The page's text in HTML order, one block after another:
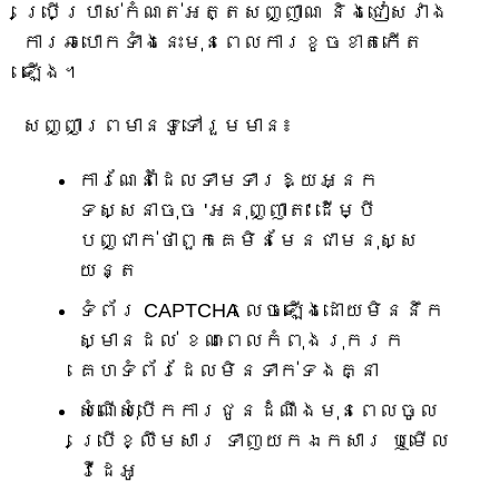
ប្រើប្រាស់កំណត់អត្តសញ្ញាណ និងជៀសវាង
ការឆបោកទាំងនេះមុនពេលការខូចខាតកើត
ឡើង។
សញ្ញាព្រមានទូទៅរួមមាន៖
ការណែនាំដែលទាមទារឱ្យអ្នក
ទស្សនាចុច 'អនុញ្ញាត' ដើម្បី
បញ្ជាក់ថាពួកគេមិនមែនជាមនុស្ស
យន្ត
ទំព័រ CAPTCHA លេចឡើងដោយមិននឹក
ស្មានដល់ ខណៈពេលកំពុងរុករក
គេហទំព័រដែលមិនទាក់ទងគ្នា
សំណើសុំបើកការជូនដំណឹងមុនពេលចូល
ប្រើខ្លឹមសារ ទាញយកឯកសារ ឬមើល
វីដេអូ